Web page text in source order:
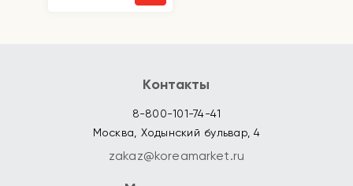
Контакты
8-800-101-74-41
Москва, Ходынский бульвар, 4
zakaz@koreamarket.ru